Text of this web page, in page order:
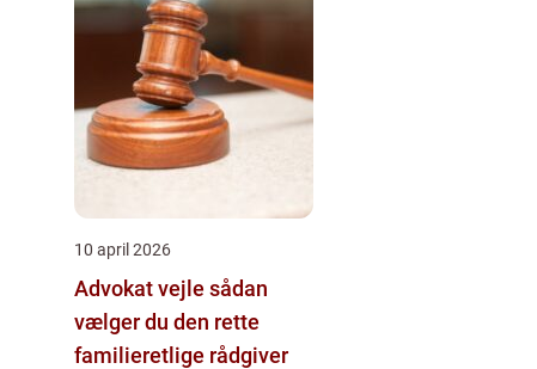
10 april 2026
Advokat vejle sådan
vælger du den rette
familieretlige rådgiver